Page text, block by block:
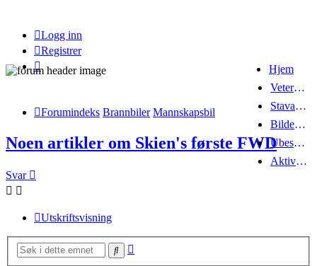
Logg inn
Registrer
Hjem
Veteranbrannbiltreff 2008
Stavanger Brannbilklubb
Bildegalleri
Ubesvarte innlegg
Aktive emner
Forumindeks Brannbiler Mannskapsbil
Noen artikler om Skien's første FWD
Svar
Utskriftsvisning
Søk